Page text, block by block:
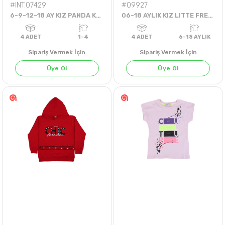
#INT.07429
6-9-12-18 AY KIZ PANDA KAFALI HIRKA
4ADET
Sipariş Vermek İçin
Üye Ol
#09927
06-18 AYLIK KIZ LITTE FREEAND BADİ
ADET
Sipariş Vermek İçin
Üye Ol